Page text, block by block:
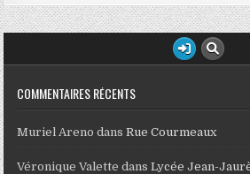
COMMENTAIRES RÉCENTS
Muriel Areno dansRue Courmeaux
Véronique Valette dansLycée Jean-